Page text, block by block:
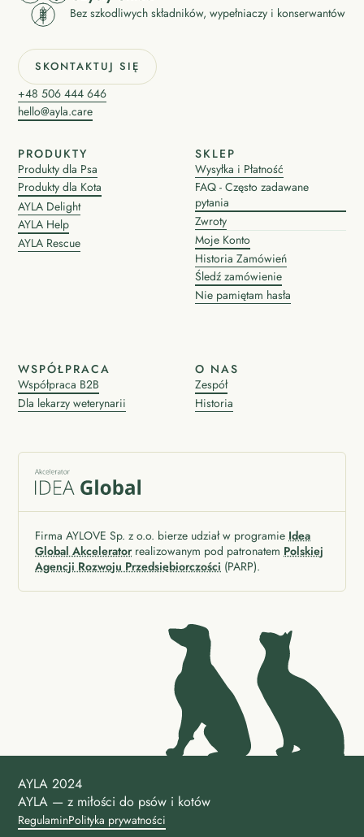
Bez szkodliwych składników, wypełniaczy i konserwantów
SKONTAKTUJ SIĘ
+48 506 444 646
hello@ayla.care
PRODUKTY
Produkty dla Psa
Produkty dla Kota
AYLA Delight
AYLA Help
AYLA Rescue
SKLEP
Wysyłka i Płatność
FAQ - Często zadawane
pytania
Zwroty
Moje Konto
Historia Zamówień
Śledź zamówienie
Nie pamiętam hasła
WSPÓŁPRACA
Współpraca B2B
Dla lekarzy weterynarii
O NAS
Zespół
Historia
Firma AYLOVE Sp. z o.o. bierze udział w programieIdea
Global Akcelerator realizowanym pod patronatemPolskiej
Agencji Rozwoju Przedsiębiorczości (PARP).
AYLA 2024
AYLA — z miłości do psów i kotów
RegulaminPolityka prywatności